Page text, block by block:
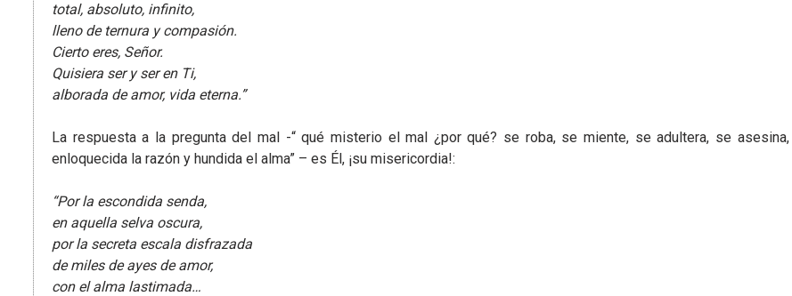
total, absoluto, infinito,
lleno de ternura y compasión.
Cierto eres, Señor.
Quisiera ser y ser en Ti,
alborada de amor, vida eterna.”
La respuesta a la pregunta del mal -“ qué misterio el mal ¿por qué? se roba, se miente, se adultera, se
enloquecida la razón y hundida el alma” – es Él, ¡su misericordia!:
“Por la escondida senda,
en aquella selva oscura,
por la secreta escala disfrazada
de miles de ayes de amor,
con el alma lastimada…